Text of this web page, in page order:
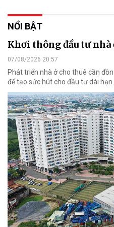
NỔI BẬT
Khơi thông đầu tư nhà
07/08/2026 20:57
Phát triển nhà ở cho thuê cần
để tạo sức hút cho đầu tư dài hạn.